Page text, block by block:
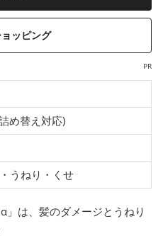
ッピング
PR
め替え対応)
うねり・くせ
」は、髪のダメージとうねり